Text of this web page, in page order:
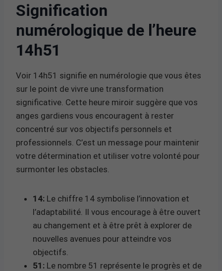
Signification
numérologique de l’heure
14h51
Voir 14h51 signifie en numérologie que vous êtes
sur le point de vivre une transformation
significative. Cette heure miroir suggère que vos
anges gardiens vous encouragent à rester
concentré sur vos objectifs personnels et
professionnels. C’est un message pour maintenir
votre détermination et utiliser votre volonté pour
surmonter les obstacles.
14: Le chiffre 14 symbolise l’innovation et
l’adaptabilité. Il vous encourage à être ouvert
au changement et à être prêt à explorer de
nouvelles avenues pour atteindre vos
objectifs.
51: Le nombre 51 représente le progrès et de